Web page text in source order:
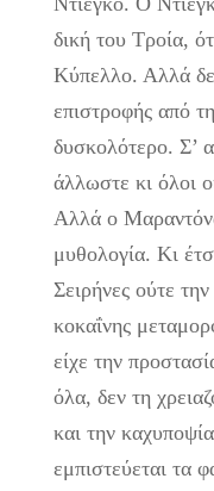
δική του Τροία,
Κύπελλο. Αλλά
επιστροφής από
δυσκολότερο. Σ’
άλλωστε κι όλοι
Αλλά ο
μυθολογία. Κι
Σειρήνες ούτε
κοκαΐνης
είχε την
όλα, δεν τη
και την
εμπιστεύεται τα